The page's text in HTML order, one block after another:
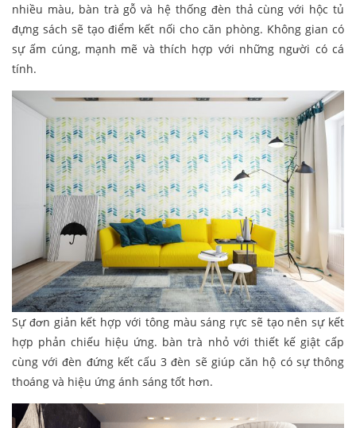
nhiều màu, bàn trà gỗ và hệ thống đèn thả cùng với hộc tủ
đựng sách sẽ tạo điểm kết nối cho căn phòng. Không gian có
sự ấm cúng, mạnh mẽ và thích hợp với những người có cá
tính.
Sự đơn giản kết hợp với tông màu sáng rực sẽ tạo nên sự kết
hợp phản chiếu hiệu ứng. bàn trà nhỏ với thiết kế giật cấp
cùng với đèn đứng kết cấu 3 đèn sẽ giúp căn hộ có sự thông
thoáng và hiệu ứng ánh sáng tốt hơn.